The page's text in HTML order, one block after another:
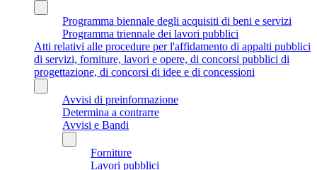
Programma biennale degli acquisiti di beni e servizi
Programma triennale dei lavori pubblici
Atti relativi alle procedure per l'affidamento di appalti pubblici
di servizi, forniture, lavori e opere, di concorsi pubblici di
progettazione, di concorsi di idee e di concessioni
Avvisi di preinformazione
Determina a contrarre
Avvisi e Bandi
Forniture
Lavori pubblici